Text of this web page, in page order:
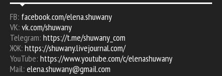
FB: facebook.com/elena.shuwany
VK: vk.com/shuwany
Telegram: https://t.me/shuwany_com
ЖЖ: https://shuwany.livejournal.com/
YouTube: https://www.youtube.com/c/elenashuwany
Mail: elena.shuwany@gmail.com